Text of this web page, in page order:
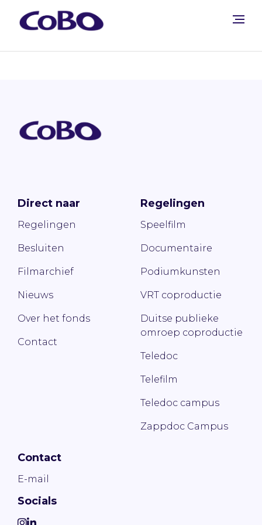
Direct naar
Regelingen
Besluiten
Filmarchief
Nieuws
Over het fonds
Contact
Regelingen
Speelfilm
Documentaire
Podiumkunsten
VRT coproductie
Duitse publieke
omroep coproductie
Teledoc
Telefilm
Teledoc campus
Zappdoc Campus
Contact
E-mail
Socials